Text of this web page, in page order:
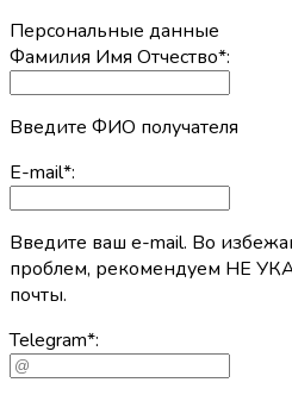
Персональные данные
Фамилия Имя Отчество*:
Введите ФИО получателя
E-mail*:
Введите ваш e-mail. Во
проблем, рекомендуем НЕ
почты.
Telegram*: